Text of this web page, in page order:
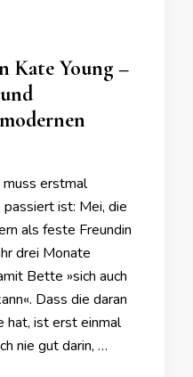
Kate Young –
erstmal
ist: Mei, die
als feste Freundin
drei Monate
Bette »sich auch
Dass die daran
hat, ist erst einmal
nie gut darin, …